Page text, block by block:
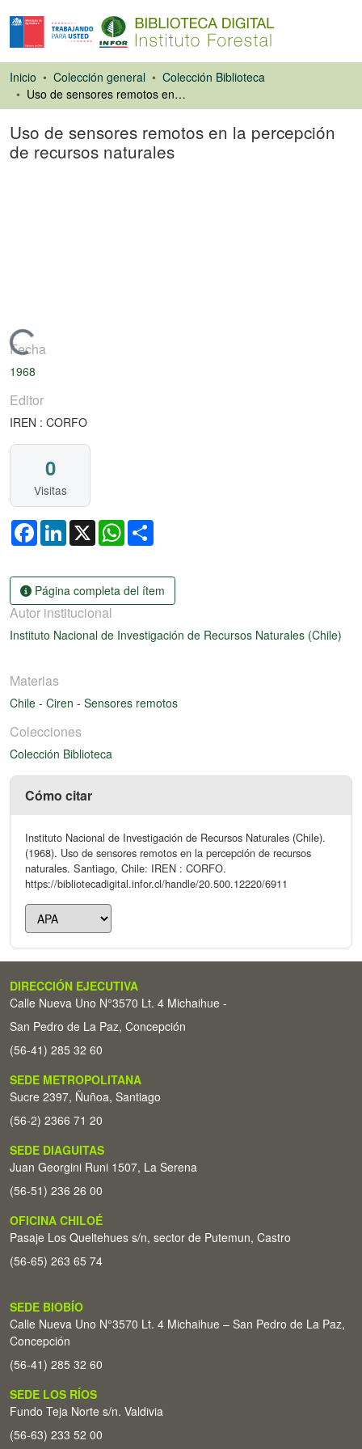
Inicio Colección general
Colección Biblioteca
Uso de sensores remotos en la percepción de recursos naturales
Uso de sensores remotos en la percepción
de recursos naturales
Cargando...
Fecha
1968
Editor
IREN : CORFO
0
Visitas
FacebookLinkedIn
X WhatsApp
Página completa del ítem
Autor institucional
Instituto Nacional de Investigación de Recursos Naturales (Chile)
Materias
Chile - Ciren - Sensores remotos
Colecciones
Colección Biblioteca
Cómo citar
Instituto Nacional de Investigación de Recursos Naturales (Chile).
(1968). Uso de sensores remotos en la percepción de recursos
naturales. Santiago, Chile: IREN : CORFO.
https://bibliotecadigital.infor.cl/handle/20.500.12220/6911
DIRECCIÓN EJECUTIVA
Calle Nueva Uno N°3570 Lt. 4 Michaihue -
San Pedro de La Paz, Concepción
(56-41) 285 32 60
SEDE METROPOLITANA
Sucre 2397, Ñuñoa, Santiago
(56-2) 2366 71 20
SEDE DIAGUITAS
Juan Georgini Runi 1507, La Serena
(56-51) 236 26 00
OFICINA CHILOÉ
Pasaje Los Queltehues s/n, sector de Putemun, Castro
(56-65) 263 65 74
SEDE BIOBÍO
Calle Nueva Uno N°3570 Lt. 4 Michaihue – San Pedro de La Paz,
Concepción
(56-41) 285 32 60
SEDE LOS RÍOS
Fundo Teja Norte s/n. Valdivia
(56-63) 233 52 00